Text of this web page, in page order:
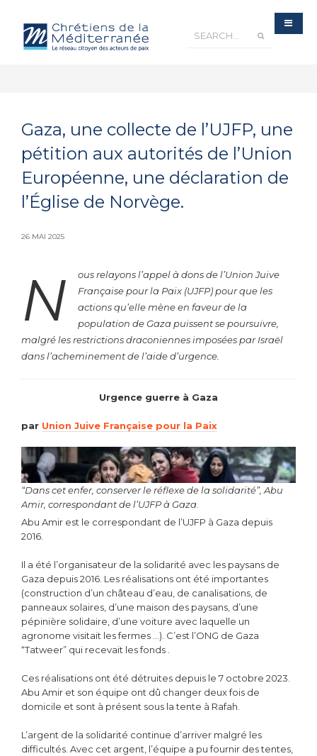
Gaza, une collecte de l’UJFP, une
pétition aux autorités de l’Union
Européenne, une déclaration de
l’Église de Norvège.
26 MAI 2025
N
ous relayons l’appel à dons de l’Union Juive
Française pour la Paix (UJFP) pour que les
actions qu’elle mène en faveur de la
population de Gaza puissent se poursuivre,
malgré les restrictions draconiennes imposées par Israël
dans l’acheminement de l’aide d’urgence.
Urgence guerre à Gaza
par Union Juive Française pour la Paix
“Dans cet enfer, conserver le réflexe de la solidarité”, Abu
Amir, correspondant de l’UJFP à Gaza
Abu Amir est le correspondant de l’UJFP à Gaza depuis
2016.
Il a été l’organisateur de la solidarité avec les paysans de
Gaza depuis 2016. Les réalisations ont été importantes
(construction d’un château d’eau, de canalisations, de
panneaux solaires, d’une maison des paysans, d’une
pépinière solidaire, d’une voiture avec laquelle un
agronome visitait les fermes …). C’est l’ONG de Gaza
“Tatweer” qui recevait les fonds .
Ces réalisations ont été détruites depuis le 7 octobre 2023.
Abu Amir et son équipe ont dû changer deux fois de
domicile et sont à présent sous la tente à Rafah.
L’argent de la solidarité continue d’arriver malgré les
difficultés. Avec cet argent, l’équipe a pu fournir des tentes,